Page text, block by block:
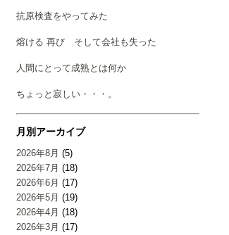
抗原検査をやってみた
熔ける 再び そして会社も失った
人間にとって成熟とは何か
ちょっと寂しい・・・。
月別アーカイブ
2026年8月 (5)
2026年7月 (18)
2026年6月 (17)
2026年5月 (19)
2026年4月 (18)
2026年3月 (17)